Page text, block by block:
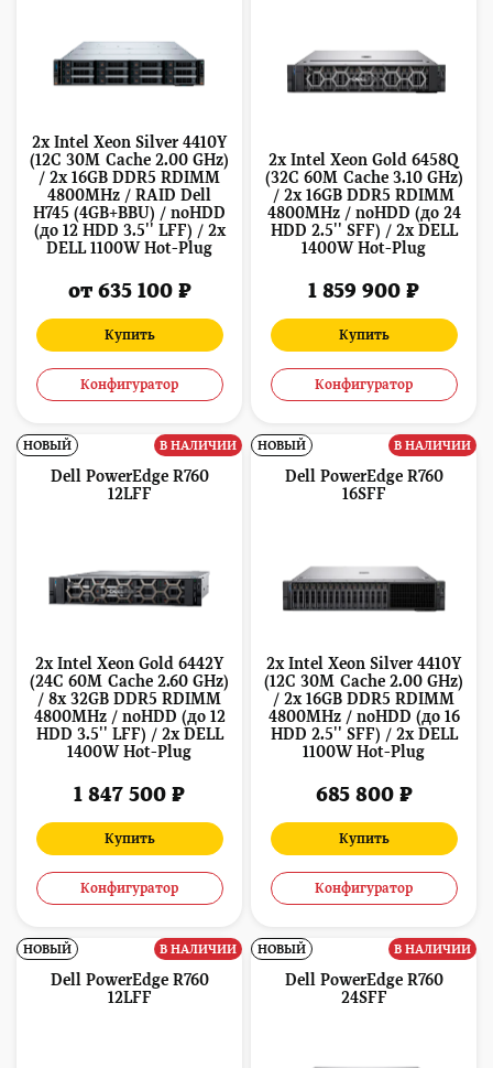
2x Intel Xeon Silver 4410Y
(12C 30M Cache 2.00 GHz)
/ 2x 16GB DDR5 RDIMM
4800MHz / RAID Dell
H745 (4GB+BBU) / noHDD
(до 12 HDD 3.5'' LFF) / 2x
DELL 1100W Hot-Plug
от 635 100 ₽
Купить
Конфигуратор
2x Intel Xeon Gold 6458Q
(32C 60M Cache 3.10 GHz)
/ 2x 16GB DDR5 RDIMM
4800MHz / noHDD (до 24
HDD 2.5'' SFF) / 2x DELL
1400W Hot-Plug
1 859 900 ₽
Купить
Конфигуратор
Dell PowerEdge R760
12LFF
2x Intel Xeon Gold 6442Y
(24C 60M Cache 2.60 GHz)
/ 8x 32GB DDR5 RDIMM
4800MHz / noHDD (до 12
HDD 3.5'' LFF) / 2x DELL
1400W Hot-Plug
1 847 500 ₽
Купить
Конфигуратор
НОВЫЙ В НАЛИЧИИ
Dell PowerEdge R760
16SFF
2x Intel Xeon Silver 4410Y
(12C 30M Cache 2.00 GHz)
/ 2x 16GB DDR5 RDIMM
4800MHz / noHDD (до 16
HDD 2.5'' SFF) / 2x DELL
1100W Hot-Plug
685 800 ₽
Купить
Конфигуратор
НОВЫЙ В НАЛИЧИИ
Dell PowerEdge R760
12LFF
НОВЫЙ В НАЛИЧИИ
Dell PowerEdge R760
24SFF
НОВЫЙ В НАЛИЧИИ